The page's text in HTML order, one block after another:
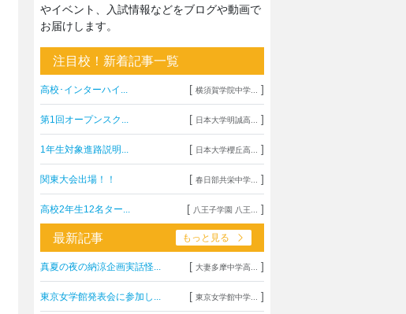
やイベント、入試情報などをブログや動画で
お届けします。
注目校！新着記事一覧
高校･インターハイ... [ 横須賀学院中学... ]
第1回オープンスク... [ 日本大学明誠高... ]
1年生対象進路説明... [ 日本大学櫻丘高... ]
関東大会出場！！ [ 春日部共栄中学... ]
高校2年生12名ター... [ 八王子学園 八王... ]
最新記事 もっと見る
真夏の夜の納涼企画実話怪... [ 大妻多摩中学高... ]
東京女学館発表会に参加し... [ 東京女学館中学... ]